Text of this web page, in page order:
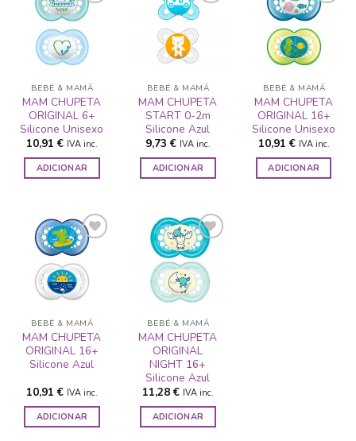
ADICIONAR
A LISTA DE
BEBÉ & MAMÃ
MAM CHUPETA
ORIGINAL 6+
Silicone Unisexo
10,91€ IVA inc.
ADICIONAR
ADICIONAR
A LISTA DE
BEBÉ & MAMÃ
MAM CHUPETA
START 0-2m
Silicone Azul
9,73€ IVA inc.
ADICIONAR
ADICIONAR
A LISTA DE
BEBÉ & MAMÃ
MAM CHUPETA
ORIGINAL 16+
Silicone Unisexo
10,91€ IVA inc.
ADICIONAR
ADICIONAR
A LISTA DE
BEBÉ & MAMÃ
MAM CHUPETA
ORIGINAL 16+
Silicone Azul
10,91€ IVA inc.
ADICIONAR
ADICIONAR
A LISTA DE
BEBÉ & MAMÃ
MAM CHUPETA
ORIGINAL
NIGHT 16+
Silicone Azul
11,28€ IVA inc.
ADICIONAR